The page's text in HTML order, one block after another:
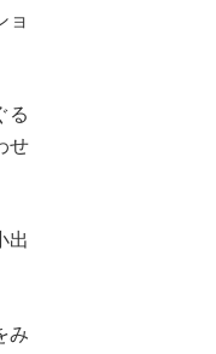
ョ
る
せ
出
み